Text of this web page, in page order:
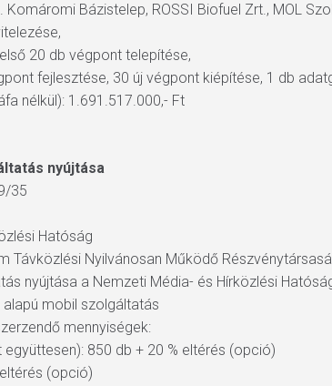
Bázistelep, ROSSI Biofuel Zrt., MOL
20 db végpont telepítése,
fejlesztése, 30 új végpont kiépítése, 1 db
nélkül): 1.691.517.000,- Ft
nyújtása
35
Hatóság
Távközlési Nyilvánosan Működő
nyújtása a Nemzeti Média- és Hírközlési
alapú mobil szolgáltatás
mennyiségek:
850 db + 20 % eltérés (opció)
(opció)